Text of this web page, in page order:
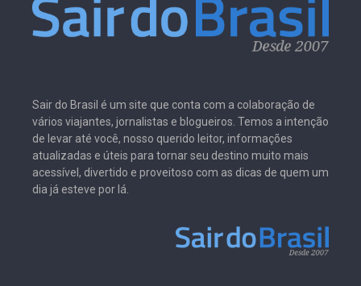
Sair do Brasil é um site que conta com a colaboração de
vários viajantes, jornalistas e blogueiros. Temos a intenção
de levar até você, nosso querido leitor, informações
atualizadas e úteis para tornar seu destino muito mais
acessível, divertido e proveitoso com as dicas de quem um
dia já esteve por lá.